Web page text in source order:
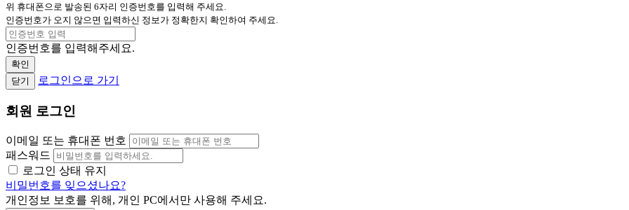
위 휴대폰으로 발송된 6자리 인증번호를 입력해 주세요.
인증번호가 오지 않으면 입력하신 정보가 정확한지 확인하여 주세요.
인증번호를 입력해주세요.
확인
닫기
로그인으로 가기
회원 로그인
이메일 또는 휴대폰 번호
패스워드
로그인 상태 유지
비밀번호를 잊으셨나요?
개인정보 보호를 위해, 개인 PC에서만 사용해 주세요.